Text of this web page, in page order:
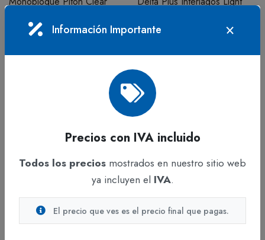
$5.653
Seguridad Industrial
Seguridad Industrial
Información Importante
Precios con IVA incluido
Todos los precios mostrados en nuestro sitio web
ya incluyen el IVA.
El precio que ves es el precio final que pagas.